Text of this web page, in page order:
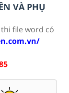
VÀ PHỤ
file word có